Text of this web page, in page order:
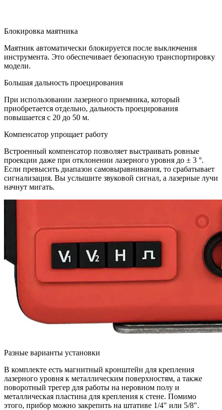
Блокировка маятника
Маятник автоматически блокируется после выключения
инструмента. Это обеспечивает безопасную транспортировку
модели.
Большая дальность проецирования
При использовании лазерного приемника, который
приобретается отдельно, дальность проецирования
повышается с 20 до 50 м.
Компенсатор упрощает работу
Встроенный компенсатор позволяет выстраивать ровные
проекции даже при отклонении лазерного уровня до ± 3 °.
Если превысить диапазон самовыравнивания, то срабатывает
сигнализация. Вы услышите звуковой сигнал, а лазерные лучи
начнут мигать.
Разные варианты установки
В комплекте есть магнитный кронштейн для крепления
лазерного уровня к металлическим поверхностям, а также
поворотный трегер для работы на неровном полу и
металлическая пластина для крепления к стене. Помимо
этого, прибор можно закрепить на штативе 1/4" или 5/8".